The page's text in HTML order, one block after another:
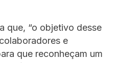
que, “o objetivo desse
e
que reconheçam um